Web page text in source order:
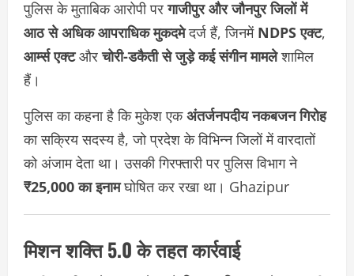
पुलिस के मुताबिक आरोपी परगाजीपुर और जौनपुर जिलों में
आठ से अधिक आपराधिक मुकदमेदर्ज हैं, जिनमें NDPS एक्ट,
आर्म्स एक्टऔरचोरी-डकैती से जुड़े कई संगीन मामलेशामिल
हैं।
पुलिस का कहना है कि मुकेश एकअंतर्जनपदीय नकबजन गिरोह
का सक्रिय सदस्य है, जो प्रदेश के विभिन्न जिलों में वारदातों
को अंजाम देता था। उसकी गिरफ्तारी पर पुलिस विभाग ने
₹25,000 का इनामघोषित कर रखा था। Ghazipur
मिशन शक्ति 5.0 के तहत कार्रवाई